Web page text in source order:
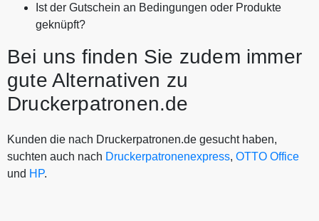
Ist der Gutschein an Bedingungen oder Produkte
geknüpft?
Bei uns finden Sie zudem immer
gute Alternativen zu
Druckerpatronen.de
Kunden die nach Druckerpatronen.de gesucht haben,
suchten auch nach Druckerpatronenexpress, OTTO Office
und HP.